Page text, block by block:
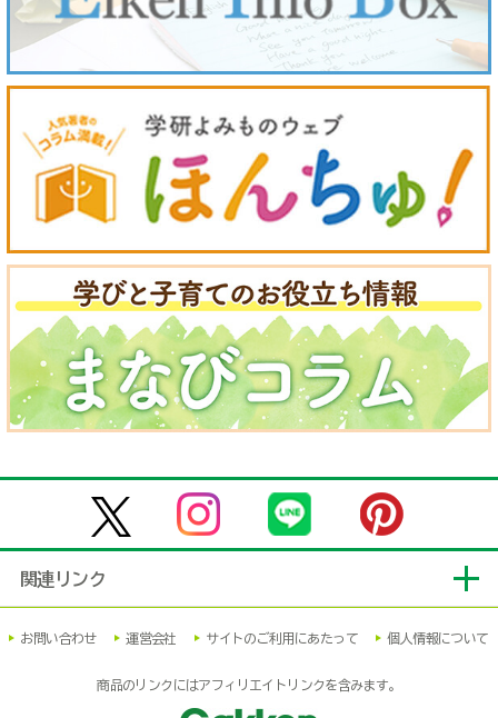
関連リンク
お問い合わせ 運営会社 サイトのご利用にあたって 個人情報について
商品のリンクにはアフィリエイトリンクを含みます。